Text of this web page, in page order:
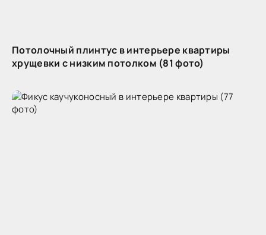
Потолочный плинтус в интерьере квартиры
хрущевки с низким потолком (81 фото)